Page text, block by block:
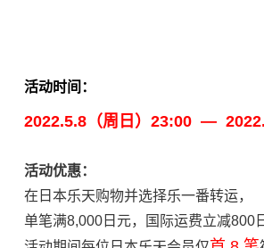
活动时间：
2022.5.8（周日）23:00 —
活动优惠：
在日本乐天购物并选择乐一番转运，
单笔满8,000日元，国际运费立减800